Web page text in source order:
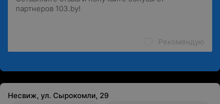
Рекомендую
Несвиж, ул. Сырокомли, 29